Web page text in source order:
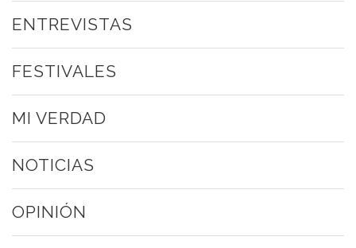
ENTREVISTAS
FESTIVALES
MI VERDAD
NOTICIAS
OPINIÓN